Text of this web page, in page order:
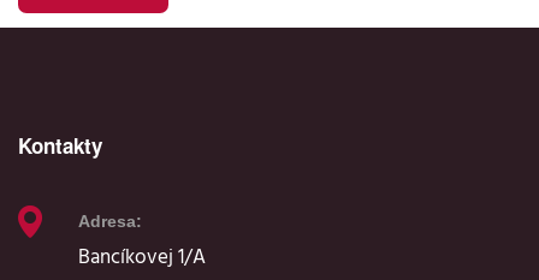
Kontakty
Adresa:
Bancíkovej 1/A